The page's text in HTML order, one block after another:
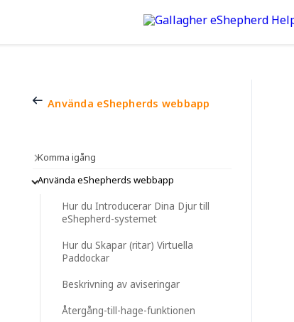
Använda eShepherds webbapp
Komma igång
Använda eShepherds webbapp
Hur du Introducerar Dina Djur till
eShepherd-systemet
Hur du Skapar (ritar) Virtuella
Paddockar
Beskrivning av aviseringar
Återgång-till-hage-funktionen